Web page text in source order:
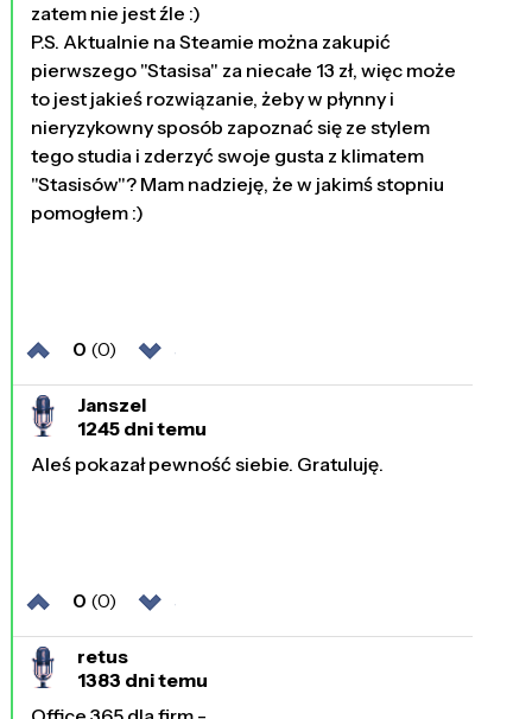
zatem nie jest źle :)
P.S. Aktualnie na Steamie można zakupić
pierwszego "Stasisa" za niecałe 13 zł, więc może
to jest jakieś rozwiązanie, żeby w płynny i
nieryzykowny sposób zapoznać się ze stylem
tego studia i zderzyć swoje gusta z klimatem
"Stasisów"? Mam nadzieję, że w jakimś stopniu
pomogłem :)
0 (0)
Janszel
1245 dni temu
Aleś pokazał pewność siebie. Gratuluję.
0 (0)
retus
1383 dni temu